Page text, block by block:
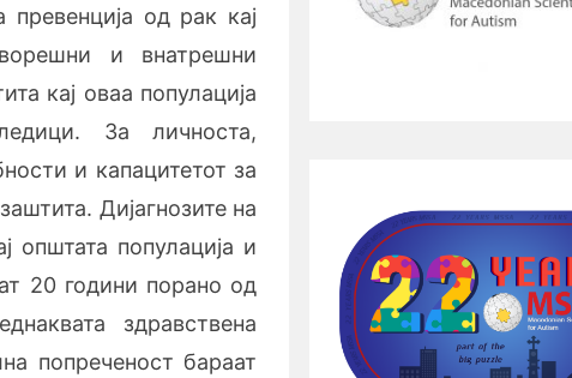
од рак кај
и внатрешни
кај оваа популација
За личноста,
и капацитетот за
Дијагнозите на
општата популација и
20 години порано од
здравствена
попреченост бараат